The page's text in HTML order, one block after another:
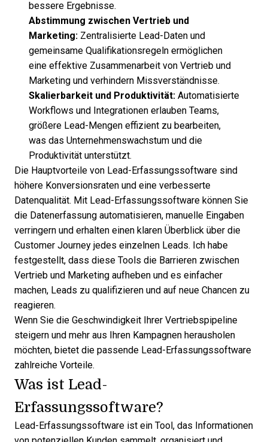
bessere Ergebnisse.
Abstimmung zwischen Vertrieb und
Marketing: Zentralisierte Lead-Daten und
gemeinsame Qualifikationsregeln ermöglichen
eine effektive Zusammenarbeit von Vertrieb und
Marketing und verhindern Missverständnisse.
Skalierbarkeit und Produktivität: Automatisierte
Workflows und Integrationen erlauben Teams,
größere Lead-Mengen effizient zu bearbeiten,
was das Unternehmenswachstum und die
Produktivität unterstützt.
Die Hauptvorteile von Lead-Erfassungssoftware sind
höhere Konversionsraten und eine verbesserte
Datenqualität. Mit Lead-Erfassungssoftware können Sie
die Datenerfassung automatisieren, manuelle Eingaben
verringern und erhalten einen klaren Überblick über die
Customer Journey jedes einzelnen Leads. Ich habe
festgestellt, dass diese Tools die Barrieren zwischen
Vertrieb und Marketing aufheben und es einfacher
machen, Leads zu qualifizieren und auf neue Chancen zu
reagieren.
Wenn Sie die Geschwindigkeit Ihrer Vertriebspipeline
steigern und mehr aus Ihren Kampagnen herausholen
möchten, bietet die passende Lead-Erfassungssoftware
zahlreiche Vorteile.
Was ist Lead-
Erfassungssoftware?
Lead-Erfassungssoftware ist ein Tool, das Informationen